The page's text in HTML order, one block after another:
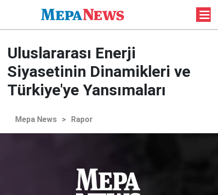
Uluslararası Enerji
Siyasetinin Dinamikleri ve
Türkiye'ye Yansımaları
Mepa News > Rapor